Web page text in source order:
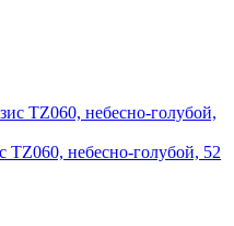
TZ060, небесно-голубой, 52